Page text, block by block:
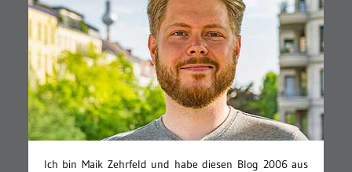
Ich bin Maik Zehrfeld und habe diesen Blog 2006 aus